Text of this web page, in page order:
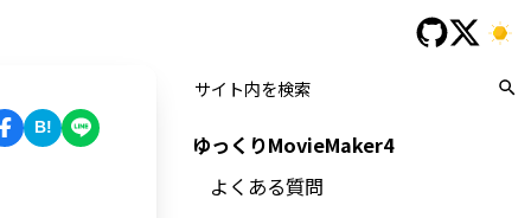
B!
ゆっくりMovieMaker4
よくある質問